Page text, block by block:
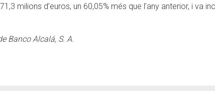
milions d’euros, un 60,05% més que l’any anterior, i va
Banco Alcalá, S. A.